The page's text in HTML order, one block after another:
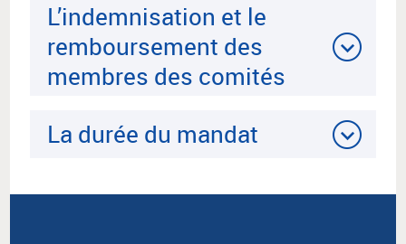
L’indemnisation et le
remboursement des
membres des comités
La durée du mandat